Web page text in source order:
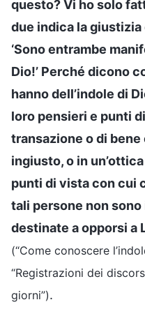
questo? Vi ho solo
due indica la
‘Sono entrambe
Dio!’ Perché dicono
hanno dell’indole di
loro pensieri e punti
transazione o di bene
ingiusto, o in
punti di vista con cui
tali persone non sono
destinate a opporsi a
(“Come conoscere
“Registrazioni dei
giorni”).